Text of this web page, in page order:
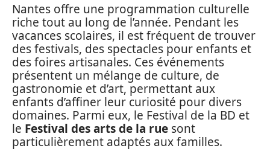
Nantes offre une programmation culturelle
riche tout au long de l’année. Pendant les
vacances scolaires, il est fréquent de trouver
des festivals, des spectacles pour enfants et
des foires artisanales. Ces événements
présentent un mélange de culture, de
gastronomie et d’art, permettant aux
enfants d’affiner leur curiosité pour divers
domaines. Parmi eux, le Festival de la BD et
le Festival des arts de la rue sont
particulièrement adaptés aux familles.